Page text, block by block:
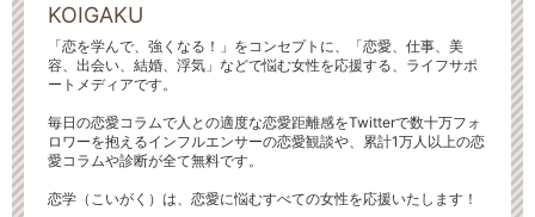
KOIGAKU
「恋を学んで、強くなる！」をコンセプトに、「恋愛、仕事、美
容、出会い、結婚、浮気」などで悩む女性を応援する、ライフサポ
ートメディアです。
毎日の恋愛コラムで人との適度な恋愛距離感をTwitterで数十万フォ
ロワーを抱えるインフルエンサーの恋愛観談や、累計1万人以上の恋
愛コラムや診断が全て無料です。
恋学（こいがく）は、恋愛に悩むすべての女性を応援いたします！